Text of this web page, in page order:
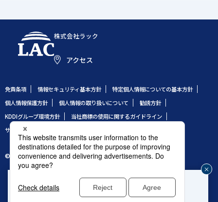
企業や組織のセキュリティ事故発生時はこちら
緊急対応窓口：サイバー救急センター ®
株式会社ラック
アクセス
免責条項 情報セキュリティ基本方針
特定個人情報についての基本方針
個人情報保護方針
個人情報の取り扱いについて
勧誘方針
KDDIグループ環境方針
当社商標の使用に関するガイドライン
サイトのご利用条件
© 1995 LAC Co., Ltd.